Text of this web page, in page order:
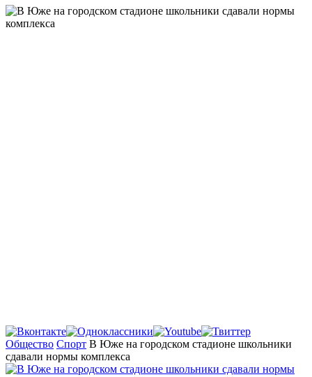
Главная
Общество Спорт В Юже на городском стадионе школьники
сдавали нормы комплекса